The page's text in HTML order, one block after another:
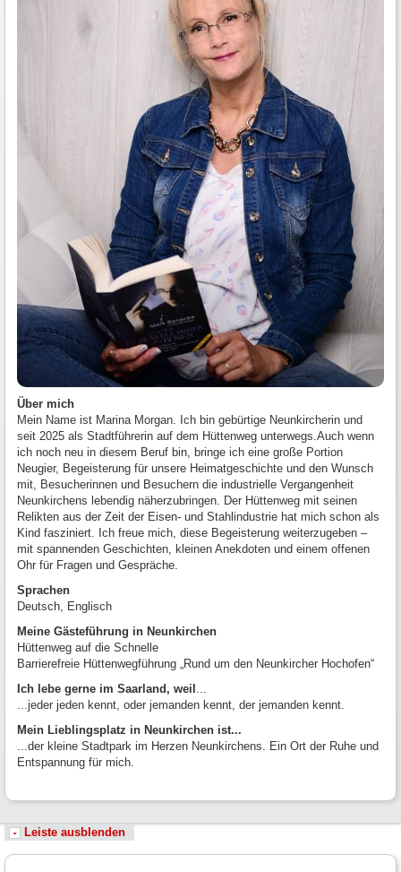
Über mich
Mein Name ist Marina Morgan. Ich bin gebürtige Neunkircherin und
seit 2025 als Stadtführerin auf dem Hüttenweg unterwegs.Auch wenn
ich noch neu in diesem Beruf bin, bringe ich eine große Portion
Neugier, Begeisterung für unsere Heimatgeschichte und den Wunsch
mit, Besucherinnen und Besuchern die industrielle Vergangenheit
Neunkirchens lebendig näherzubringen. Der Hüttenweg mit seinen
Relikten aus der Zeit der Eisen- und Stahlindustrie hat mich schon als
Kind fasziniert. Ich freue mich, diese Begeisterung weiterzugeben –
mit spannenden Geschichten, kleinen Anekdoten und einem offenen
Ohr für Fragen und Gespräche.
Sprachen
Deutsch, Englisch
Meine Gästeführung in Neunkirchen
Hüttenweg auf die Schnelle
Barrierefreie Hüttenwegführung „Rund um den Neunkircher Hochofen“
Ich lebe gerne im Saarland, weil
...jeder jeden kennt, oder jemanden kennt, der jemanden kennt.
Mein Lieblingsplatz in Neunkirchen ist...
...der kleine Stadtpark im Herzen Neunkirchens. Ein Ort der Ruhe und
Entspannung für mich.
Leiste ausblenden